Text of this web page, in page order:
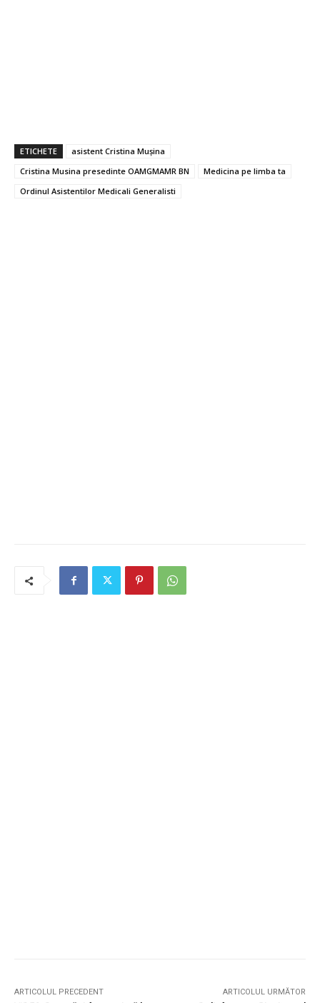
ETICHETE
asistent Cristina Mușina
Cristina Musina presedinte OAMGMAMR BN
Medicina pe limba ta
Ordinul Asistentilor Medicali Generalisti
ARTICOLUL PRECEDENT ARTICOLUL URMĂTOR